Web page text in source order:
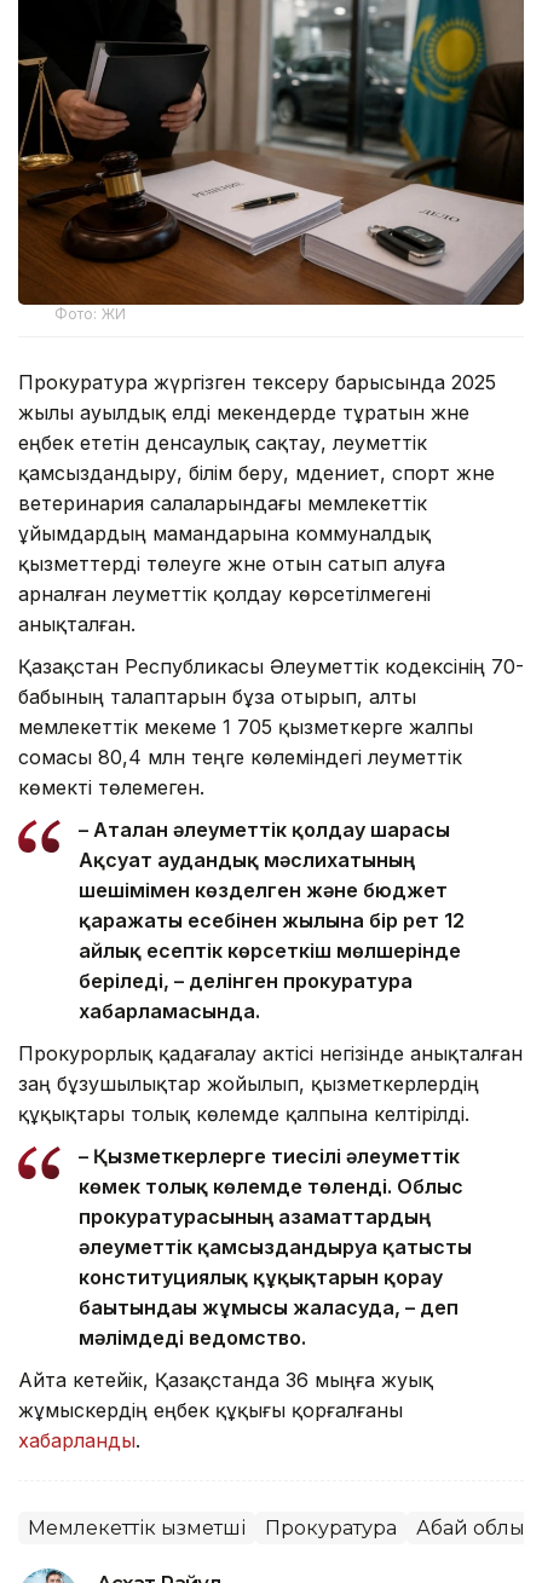
Фото: ЖИ
Прокуратура жүргізген тексеру барысында 2025
жылы ауылдық елді мекендерде тұратын және
еңбек ететін денсаулық сақтау, әлеуметтік
қамсыздандыру, білім беру, мәдениет, спорт және
ветеринария салаларындағы мемлекеттік
ұйымдардың мамандарына коммуналдық
қызметтерді төлеуге және отын сатып алуға
арналған әлеуметтік қолдау көрсетілмегені
анықталған.
Қазақстан Республикасы Әлеуметтік кодексінің 70-
бабының талаптарын бұза отырып, алты
мемлекеттік мекеме 1 705 қызметкерге жалпы
сомасы 80,4 млн теңге көлеміндегі әлеуметтік
көмекті төлемеген.
– Аталған әлеуметтік қолдау шарасы
Ақсуат аудандық мәслихатының
шешімімен көзделген және бюджет
қаражаты есебінен жылына бір рет 12
айлық есептік көрсеткіш мөлшерінде
беріледі, – делінген прокуратура
хабарламасында.
Прокурорлық қадағалау актісі негізінде анықталған
заң бұзушылықтар жойылып, қызметкерлердің
құқықтары толық көлемде қалпына келтірілді.
– Қызметкерлерге тиесілі әлеуметтік
көмек толық көлемде төленді. Облыс
прокуратурасының азаматтардың
әлеуметтік қамсыздандыруға қатысты
конституциялық құқықтарын қорғау
бағытындағы жұмысы жалғасуда, – деп
мәлімдеді ведомство.
Айта кетейік, Қазақстанда 36 мыңға жуық
жұмыскердің еңбек құқығы қорғалғаны
хабарланды.
Мемлекеттік қызметші Прокуратура Абай